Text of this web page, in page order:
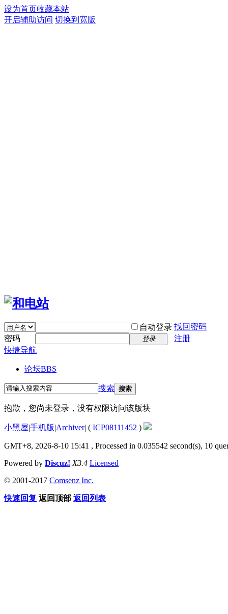
设为首页收藏本站
开启辅助访问 切换到宽版
自动登录 找回密码
密码
登录
注册
快捷导航
论坛BBS
搜索 搜索
抱歉，您尚未登录，没有权限访问该版块
小黑屋|手机版|Archiver| ( ICP08111452 )
GMT+8, 2026-8-10 15:41 , Processed in 0.035542 second(s), 10
Powered by Discuz! X3.4 Licensed
© 2001-2017 Comsenz Inc.
快速回复 返回顶部 返回列表